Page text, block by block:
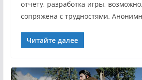
отчету, разработка игры,
сопряжена с трудностями.
Читайте далее